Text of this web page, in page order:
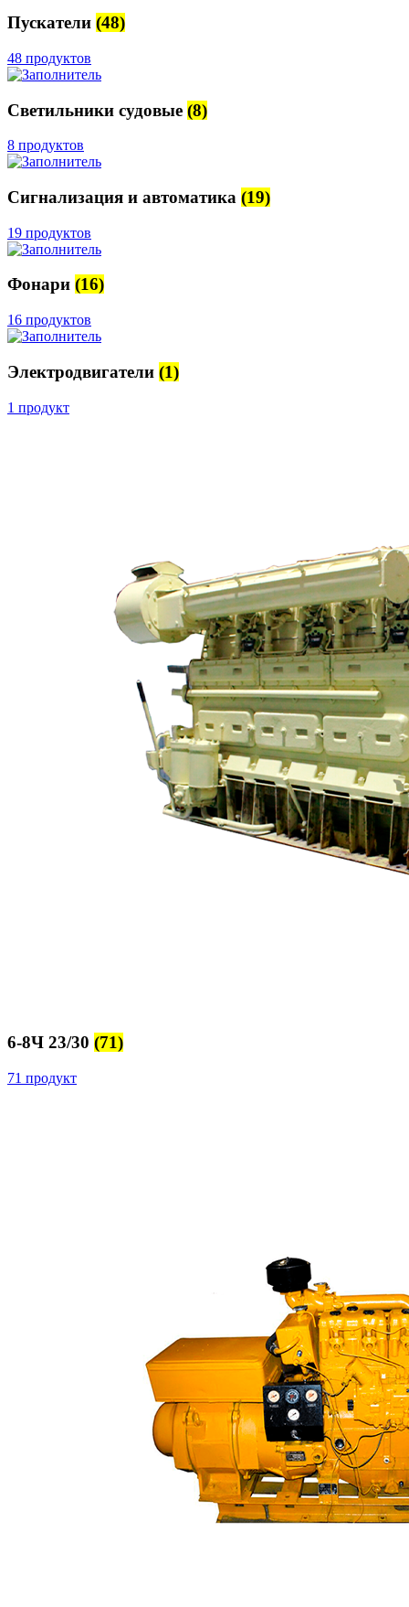
Пускатели (48)
48 продуктов
Светильники судовые (8)
8 продуктов
Сигнализация и автоматика (19)
19 продуктов
Фонари (16)
16 продуктов
Электродвигатели (1)
1 продукт
6-8Ч 23/30 (71)
71 продукт